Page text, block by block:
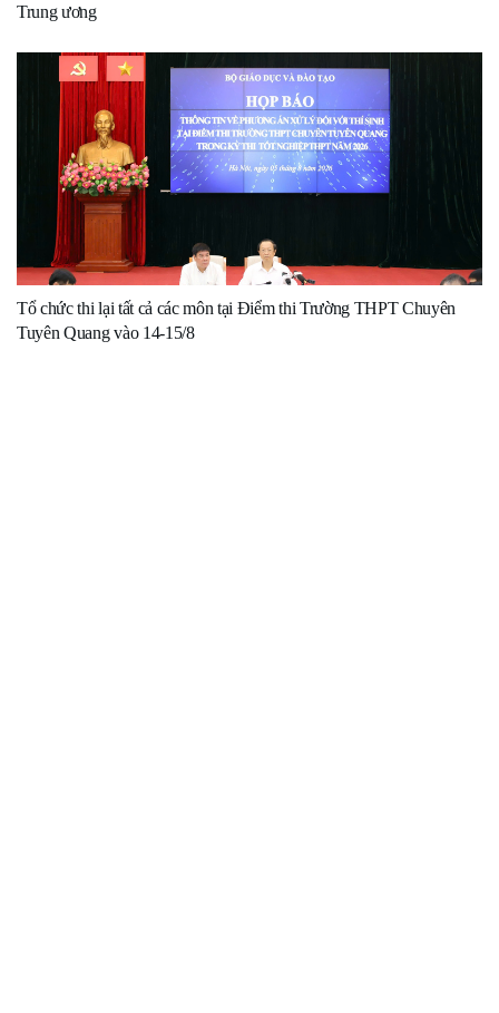
Trung ương
Tổ chức thi lại tất cả các môn tại Điểm thi Trường THPT Chuyên
Tuyên Quang vào 14-15/8